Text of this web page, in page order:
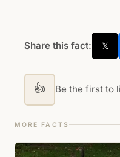
Share this fact: 𝕏
👍 Be the first to
MORE FACTS